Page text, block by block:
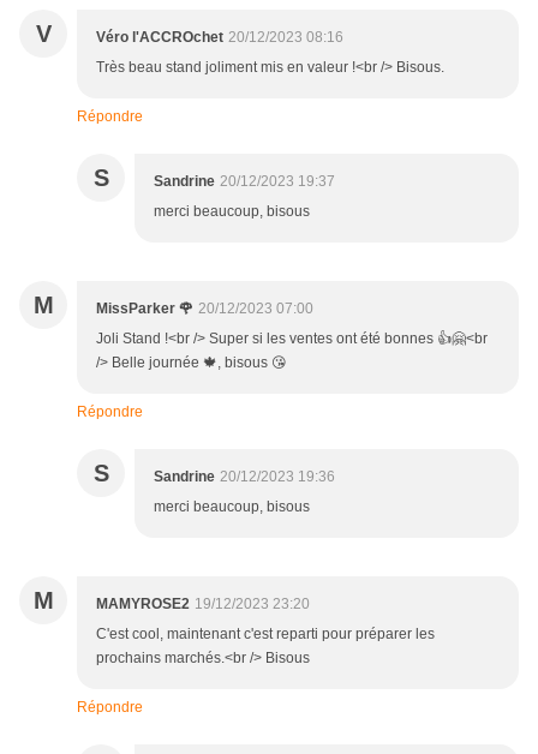
V Véro l'ACCROchet 20/12/2023 08:16
Très beau stand joliment mis en valeur !<br /> Bisous.
Répondre
S Sandrine 20/12/2023 19:37
merci beaucoup, bisous
M MissParker 🌹 20/12/2023 07:00
Joli Stand !<br /> Super si les ventes ont été bonnes 👍🤗<br
/> Belle journée 🍁, bisous 😘
Répondre
S Sandrine 20/12/2023 19:36
merci beaucoup, bisous
M MAMYROSE2 19/12/2023 23:20
C'est cool, maintenant c'est reparti pour préparer les
prochains marchés.<br /> Bisous
Répondre